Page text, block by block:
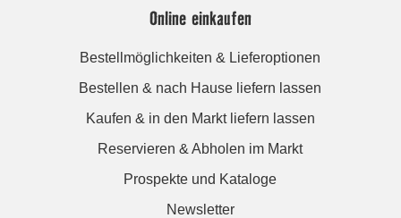
Online einkaufen
Bestellmöglichkeiten & Lieferoptionen
Bestellen & nach Hause liefern lassen
Kaufen & in den Markt liefern lassen
Reservieren & Abholen im Markt
Prospekte und Kataloge
Newsletter